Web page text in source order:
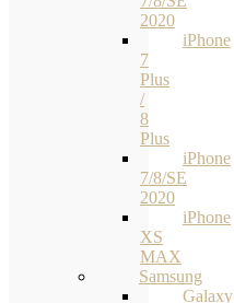
2020
iPhone
7
Plus
/
8
Plus
iPhone
7/8/SE
2020
iPhone
XS
MAX
Samsung
Galaxy